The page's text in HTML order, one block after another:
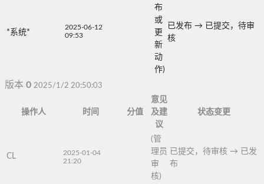
*系统*
2025-06-12
09:53
布
或
更
新
动
作)
已发布 → 已提交，待审
核
版本 0 2025/1/2 20:50:03
操作人 时间 分值
意见
及建
议
状态变更
CL
2025-01-04
21:20
(管
理员
审
核)
已提交，待审核 → 已发
布